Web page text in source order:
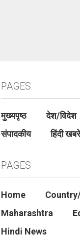
PAGES
मुख्यपृष्ठ देश/विदेश
संपादकीय
हिंदी खबरे
PAGES
Home
Maharashtra
Hindi News